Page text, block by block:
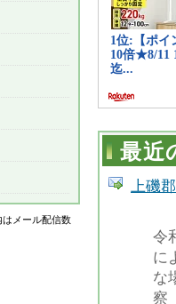
最近
上磯
令
に
な
察
メール配信数